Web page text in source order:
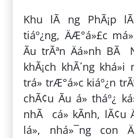
Khu lÃ ng PhÃ¡p lÃ
tiáº¿ng, ÄÆ°á»£c
Ãu trÃªn Äá»nh BÃ
khÃ¡ch khÃ´ng
trá» trÆ°á»c kiáº¿n
chÃ¢u Ãu á» tháº¿
nhÃ cá» kÃ­nh, lÃ¢u
lá», nhá»¯ng con